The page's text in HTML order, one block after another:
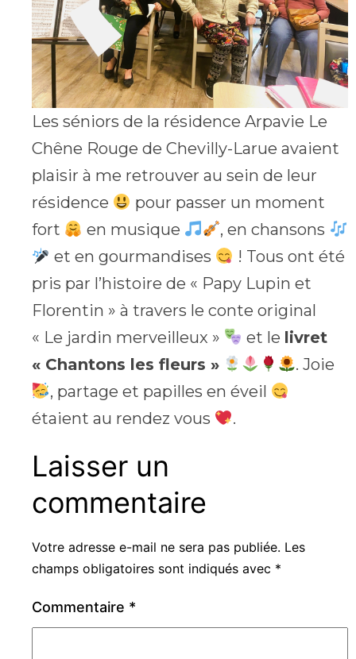
Les séniors de la résidence Arpavie Le
Chêne Rouge de Chevilly-Larue avaient
plaisir à me retrouver au sein de leur
résidence
pour passer un moment
fort
en musique
, en chansons
et en gourmandises
! Tous ont été
pris par l’histoire de « Papy Lupin et
Florentin » à travers le conte original
« Le jardin merveilleux »
et le livret
« Chantons les fleurs »
. Joie
, partage et papilles en éveil
étaient au rendez vous
.
Laisser un
commentaire
Votre adresse e-mail ne sera pas publiée. Les
champs obligatoires sont indiqués avec *
Commentaire *